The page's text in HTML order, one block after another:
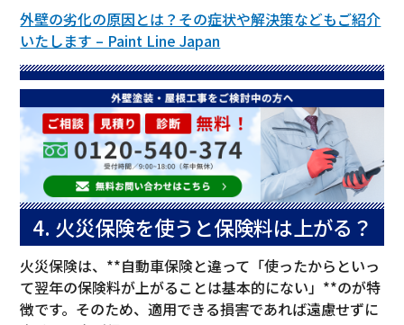
外壁の劣化の原因とは？その症状や解決策などもご紹介
いたします – Paint Line Japan
4. 火災保険を使うと保険料は上がる？
火災保険は、**自動車保険と違って「使ったからといっ
て翌年の保険料が上がることは基本的にない」**のが特
徴です。そのため、適用できる損害であれば遠慮せずに